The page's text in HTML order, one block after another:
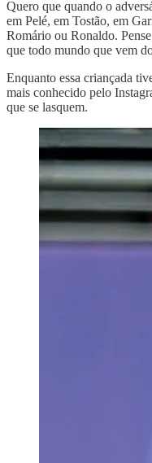
Quero que quando o
em Pelé, em Tostão, em
Romário ou Ronaldo.
que todo mundo que vem
Enquanto essa criançada
mais conhecido pelo
que se lasquem.